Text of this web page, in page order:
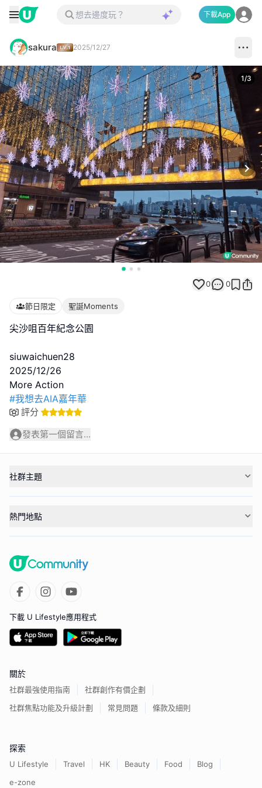
下載App
sakura 2025/12/27
1/3
0 0
節日限定 聖誕Moments
尖沙咀百年紀念公園
siuwaichuen28
2025/12/26
#我想去AIA嘉年華
評分
發表第一個留言...
社群主題
熱門地點
下載 U Lifestyle應用程式
關於
社群最強使用指南
社群創作有價企劃
社群焦點功能及升級計劃
常見問題 條款及細則
探索
U Lifestyle Travel HK Beauty Food
Blog
e-zone